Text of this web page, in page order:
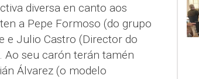
diversa en canto aos
a Pepe Formoso (do grupo
e Julio Castro (Director do
Ao seu carón terán tamén
Álvarez (o modelo